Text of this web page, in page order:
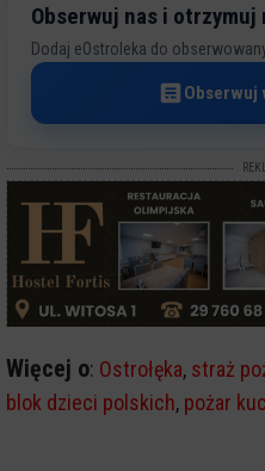
Obserwuj nas i otrzymuj
Dodaj eOstroleka do
Obserwuj
Więcej o: Ostrołęka, straż
blok dzieci polskich, pożar